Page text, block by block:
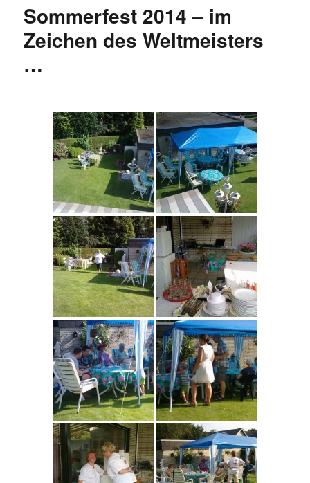
Sommerfest
Sommerfest 2014 – im
Zeichen des Weltmeisters
…